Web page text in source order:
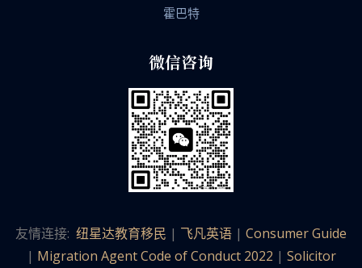
霍巴特
微信咨询
友情连接: 纽星达教育移民 | 飞凡英语 | Consumer Guide
| Migration Agent Code of Conduct 2022 | Solicitor